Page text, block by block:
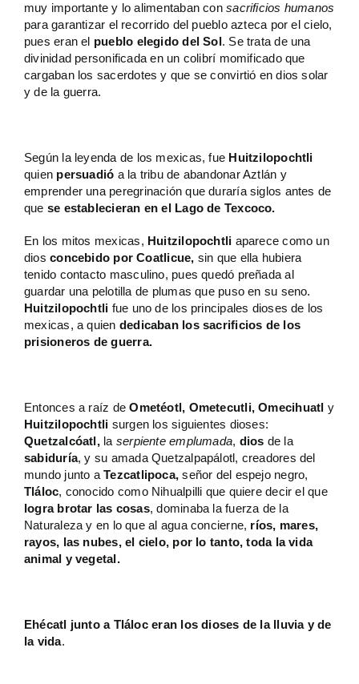
muy importante y lo alimentaban consacrificios humanos
para garantizar el recorrido del pueblo azteca por el cielo,
pues eran el pueblo elegido del Sol. Se trata de una
divinidad personificada en un colibrí momificado que
cargaban los sacerdotes y que se convirtió en dios solar
y de la guerra.
Según la leyenda de los mexicas, fue Huitzilopochtli
quien persuadió a la tribu de abandonar Aztlán y
emprender una peregrinación que duraría siglos antes de
que se establecieran en el Lago de Texcoco.
En los mitos mexicas, Huitzilopochtli aparece como un
diosconcebido por Coatlicue, sin que ella hubiera
tenido contacto masculino, pues quedó preñada al
guardar una pelotilla de plumas que puso en su seno.
Huitzilopochtli fue uno de los principales dioses de los
mexicas, a quien dedicaban los sacrificios de los
prisioneros de guerra.
Entonces a raíz deOmetéotl, Ometecutli, Omecihuatl y
Huitzilopochtli surgen los siguientes dioses:
Quetzalcóatl,la serpiente emplumada, dios de la
sabiduría, y su amada Quetzalpapálotl, creadores del
mundo junto aTezcatlipoca, señor del espejo negro,
Tláloc, conocido como Nihualpilli que quiere decir el que
logra brotar las cosas, dominaba la fuerza de la
Naturaleza y en lo que al agua concierne, ríos, mares,
rayos, las nubes, el cielo, por lo tanto, toda la vida
animal y vegetal.
Ehécatl junto a Tláloc eran los dioses de la lluvia y de
la vida.